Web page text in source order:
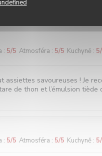
: 5/5 Atmosféra : 5/5 Kuchyně : 5
savoureuses ! Je
de thon et l’émulsion tiède
: 5/5 Atmosféra : 5/5 Kuchyně : 5